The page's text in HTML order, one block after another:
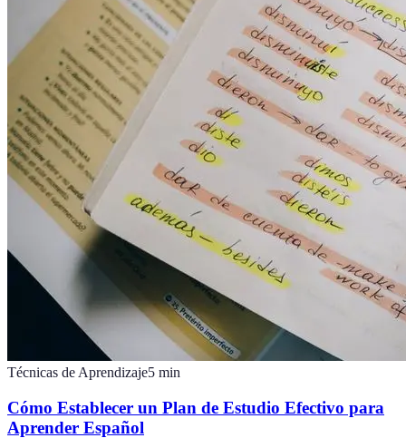
Técnicas de Aprendizaje5 min
Cómo Establecer un Plan de Estudio Efectivo para
Aprender Español